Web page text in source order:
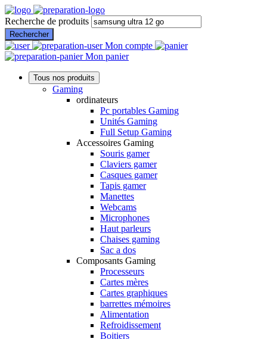
Recherche de produits
Rechercher
Mon compte
Mon panier
Tous nos produits
Gaming
ordinateurs
Pc portables Gaming
Unités Gaming
Full Setup Gaming
Accessoires Gaming
Souris gamer
Claviers gamer
Casques gamer
Tapis gamer
Manettes
Webcams
Microphones
Haut parleurs
Chaises gaming
Sac a dos
Composants Gaming
Processeurs
Cartes mères
Cartes graphiques
barrettes mémoires
Alimentation
Refroidissement
Boitiers